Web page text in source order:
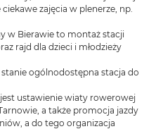
zajęcia w plenerze, np.
w Bierawie to montaż stacji
rajd dla dzieci i młodzieży
ogólnodostępna stacja do
ustawienie wiaty rowerowej
a także promocja jazdy
a do tego organizacja